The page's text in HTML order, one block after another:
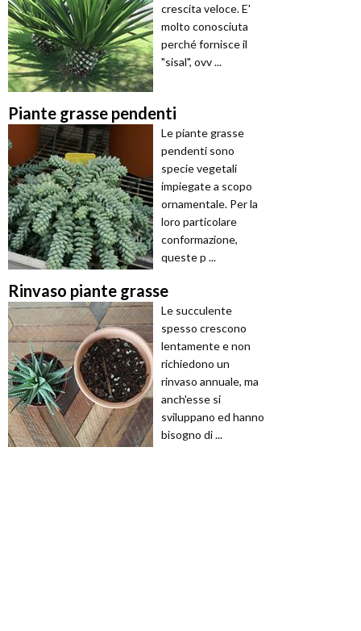
crescita veloce. E'
molto conosciuta
perché fornisce il
"sisal", ovv ...
Piante grasse pendenti
Le piante grasse
pendenti sono
specie vegetali
impiegate a scopo
ornamentale. Per la
loro particolare
conformazione,
queste p ...
Rinvaso piante grasse
Le succulente
spesso crescono
lentamente e non
richiedono un
rinvaso annuale, ma
anch'esse si
sviluppano ed hanno
bisogno di ...